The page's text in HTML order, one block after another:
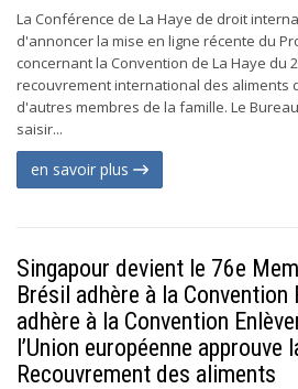
La Conférence de La Haye de droit
d'annoncer la mise en ligne récente du
concernant la Convention de La Haye du
recouvrement international des aliments
d'autres membres de la famille. Le
saisir...
en savoir plus
Singapour devient le 76e
Brésil adhère à la Convention
adhère à la Convention
l’Union européenne approuve
Recouvrement des aliments